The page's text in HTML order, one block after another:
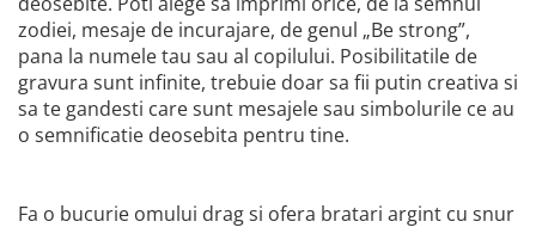
zodiei, mesaje de incurajare, de genul „Be strong”,
pana la numele tau sau al copilului. Posibilitatile de
gravura sunt infinite, trebuie doar sa fii putin creativa si
sa te gandesti care sunt mesajele sau simbolurile ce au
o semnificatie deosebita pentru tine.
Fa o bucurie omului drag si ofera bratari argint cu snur